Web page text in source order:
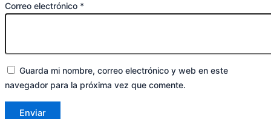
Correo electrónico *
Guarda mi nombre, correo electrónico y web en este
navegador para la próxima vez que comente.